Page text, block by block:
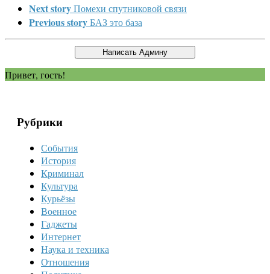
Next storyПомехи спутниковой связи
Previous storyБАЗ это база
Привет, гость!
Рубрики
События
История
Криминал
Культура
Курьёзы
Военное
Гаджеты
Интернет
Наука и техника
Отношения